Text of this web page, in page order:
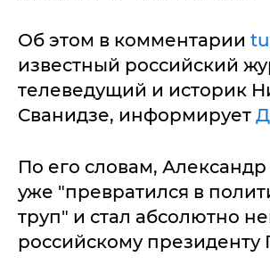
Об этом в комментарии
известный российский
телеведущий и историк
Сванидзе, информирует
По его словам,
уже "превратился в
труп" и стал абсолютно
российскому президенту